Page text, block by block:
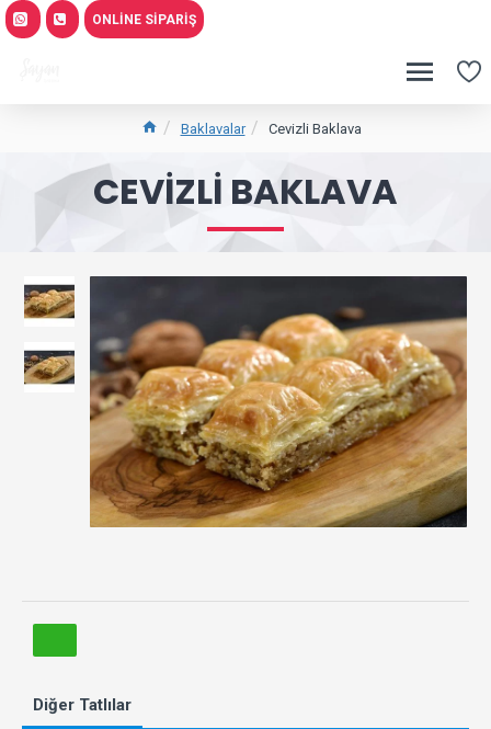
ONLINE SIPARIŞ
Baklavalar Cevizli Baklava
CEVIZLI BAKLAVA
Diğer Tatlılar